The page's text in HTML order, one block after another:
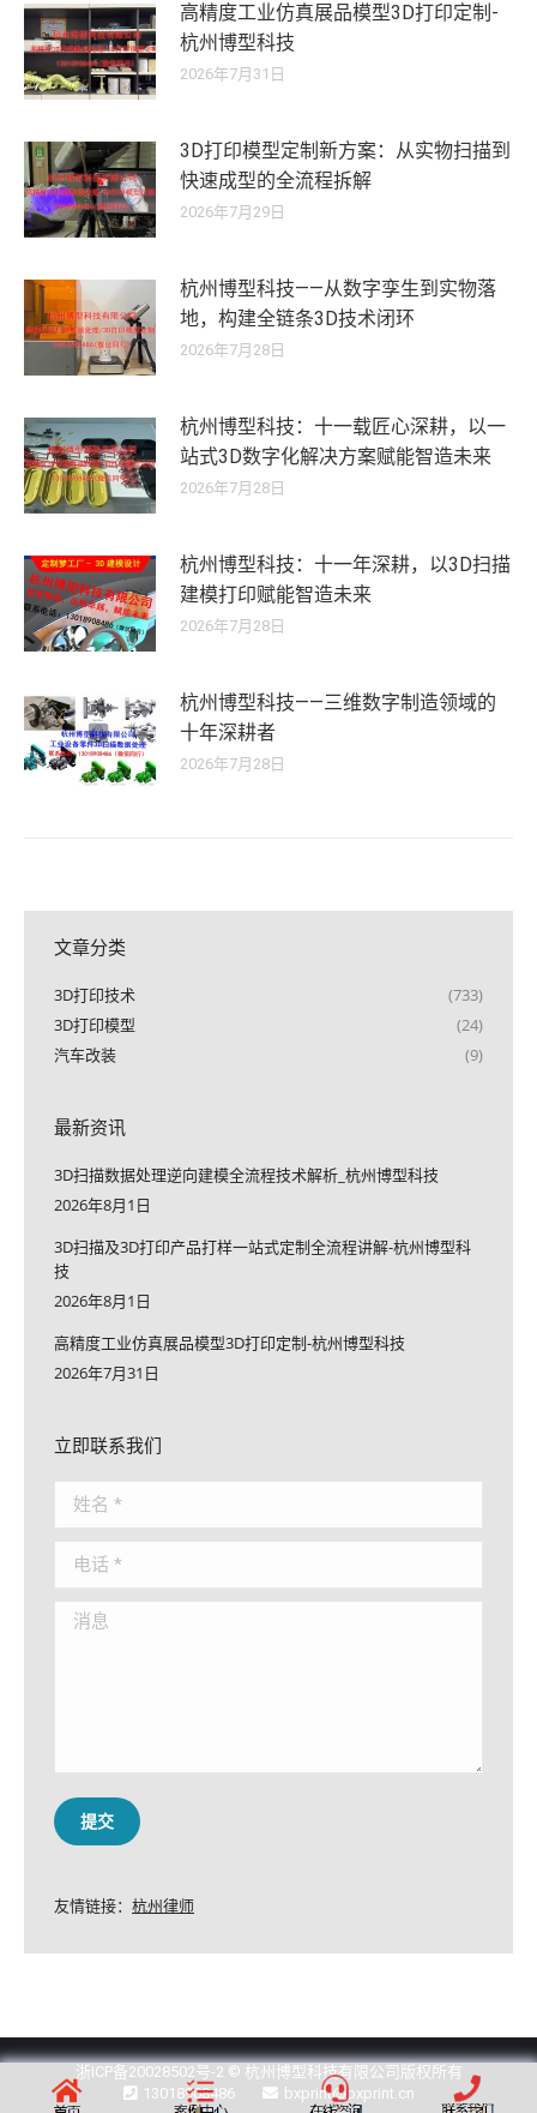
高精度工业仿真展品模型3D打印定制-
杭州博型科技
2026年7月31日
3D打印模型定制新方案：从实物扫描到
快速成型的全流程拆解
2026年7月29日
杭州博型科技——从数字孪生到实物落
地，构建全链条3D技术闭环
2026年7月28日
杭州博型科技：十一载匠心深耕，以一
站式3D数字化解决方案赋能智造未来
2026年7月28日
杭州博型科技：十一年深耕，以3D扫描
建模打印赋能智造未来
2026年7月28日
杭州博型科技——三维数字制造领域的
十年深耕者
2026年7月28日
文章分类
3D打印技术
(733)
3D打印模型
(24)
汽车改装
(9)
最新资讯
3D扫描数据处理逆向建模全流程技术解析_杭州博型科技
2026年8月1日
3D扫描及3D打印产品打样一站式定制全流程讲解-杭州博型科
技
2026年8月1日
高精度工业仿真展品模型3D打印定制-杭州博型科技
2026年7月31日
立即联系我们
姓名 *
电话 *
消息
提交
友情链接： 杭州律师
浙ICP备20028502号-2 © 杭州博型科技有限公司版权所有
13018908486
bxprint@bxprint.cn